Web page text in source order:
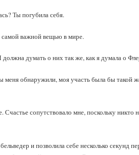
Ты погубила себя.
самой важной вещью в мире.
думать о них так же, как я думала о
меня обнаружили, моя участь была бы такой
сопутствовало мне, поскольку
и позволила себе несколько секунд